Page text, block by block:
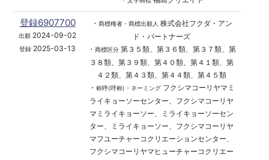
登録6907700
出願 2024-09-02
登録 2025-03-13
・ 商標権者・商標出願人 株式会社フクダ・アン
ド・パートナーズ
・ 商標区分第３５類、第３６類、第３７類、第
３８類、第３９類、第４０類、第４１類、第
４２類、第４３類、第４４類、第４５類
・ 称呼(呼称)・ネーミングフクシマコーリヤマミ
ライキョーソーセンター、フクシマコーリヤ
マミライキョーソー、ミライキョーソーセン
ター、ミライキョーソー、フクシマコーリヤ
マフユーチャーコクリエーションセンター、
フクシマコーリヤマヒューチャーコクリエー